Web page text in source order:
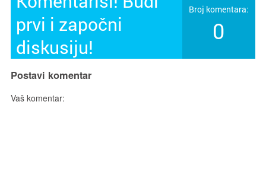
prvi i započni
diskusiju!
Broj komentara:
0
Postavi komentar
Vaš komentar: